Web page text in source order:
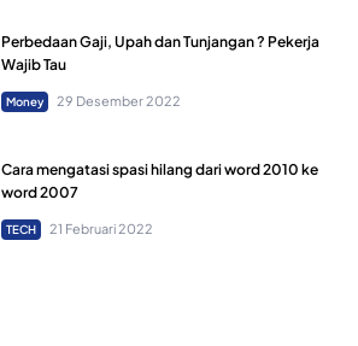
Perbedaan Gaji, Upah dan Tunjangan ? Pekerja
Wajib Tau
Money 29 Desember 2022
Cara mengatasi spasi hilang dari word 2010 ke
word 2007
TECH 21 Februari 2022